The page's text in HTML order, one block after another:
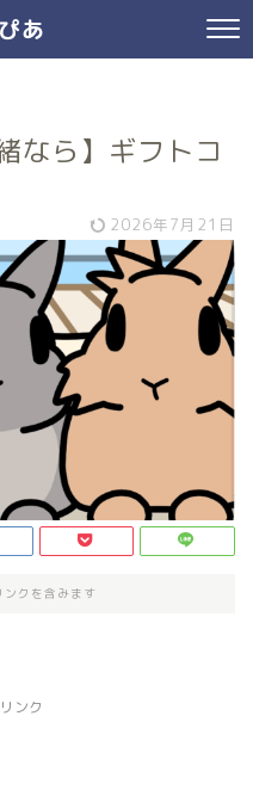
あ
なら】ギフトコ
2026年7月21日
ンクを含みます
ンク